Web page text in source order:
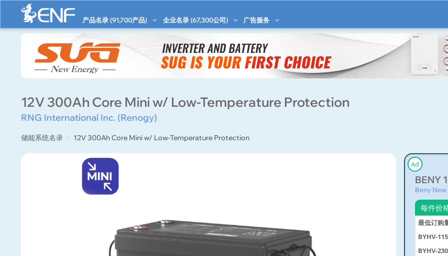
产品名录 (91,700产品) 企业名录 (67,300公司) 广告服务
12V 300Ah Core Mini w/ Low-Temperature Protection
RNG International Inc. (Renogy)
储能系统名录 12V 300Ah Core Mini w/ Low-Temperature Protection
Ad
BENY
Beny
每件价
最低订购
BYHV-
BYHV-